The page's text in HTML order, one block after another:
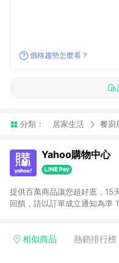
價格趨勢怎麼看？
分類： 居家生活 餐廚
Yahoo購物中心
提供百萬商品讓您超好逛，15
回饋，請以訂單成立通知為準 1. 請注意以下品類商品均無回饋：
電玩/遊戲/相機/單眼/鏡頭/拍
相似商品 熱銷排行榜